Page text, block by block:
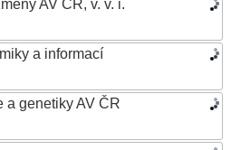
AV ČR, v. v. i.
a informací
a genetiky AV ČR